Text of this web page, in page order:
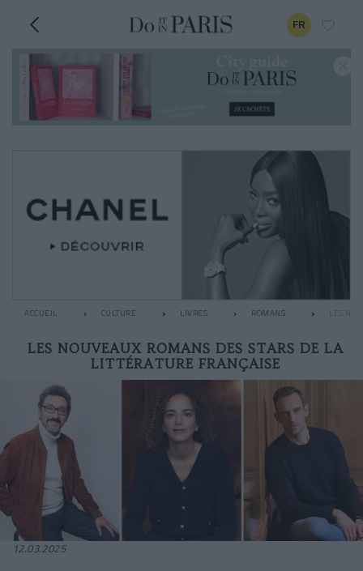
FR
ACCUEIL CULTURE LIVRES ROMANS
LES NOUVEAUX ROMANS DES STARS DE LA
LITTÉRATURE FRANÇAISE
12.03.2025